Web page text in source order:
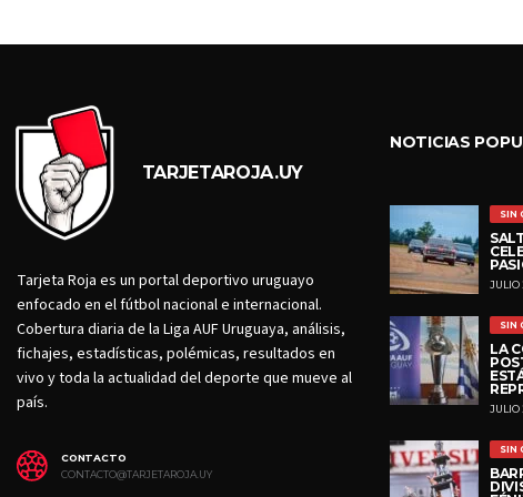
TARJETAROJA.UY
Tarjeta Roja es un portal deportivo uruguayo
enfocado en el fútbol nacional e internacional.
Cobertura diaria de la Liga AUF Uruguaya, análisis,
fichajes, estadísticas, polémicas, resultados en
vivo y toda la actualidad del deporte que mueve al
país.
CONTACTO
CONTACTO@TARJETAROJA.UY
NOTICIAS
SIN
JULIO
SIN
LA
JULIO
SIN